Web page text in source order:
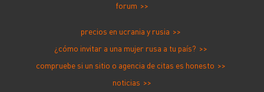
forum
precios en ucrania y rusia
¿cómo invitar a una mujer rusa a tu país?
compruebe si un sitio o agencia de citas es honesto
noticias